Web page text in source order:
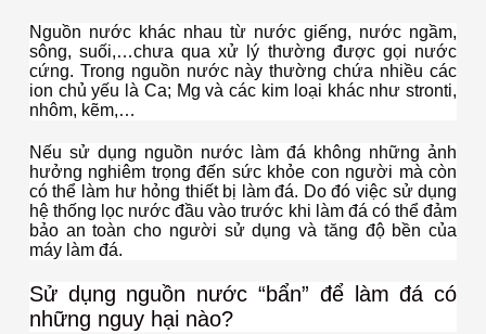
Nguồn nước khác nhau từ nước giếng, nước ngầm,
sông, suối,…chưa qua xử lý thường được gọi nước
cứng. Trong nguồn nước này thường chứa nhiều các
ion chủ yếu là Ca; Mg và các kim loại khác như stronti,
nhôm, kẽm,…
Nếu sử dụng nguồn nước làm đá không những ảnh
hưởng nghiêm trọng đến sức khỏe con người mà còn
có thể làm hư hỏng thiết bị làm đá. Do đó việc sử dụng
hệ thống lọc nước đầu vào trước khi làm đá có thể đảm
bảo an toàn cho người sử dụng và tăng độ bền của
máy làm đá.
Sử dụng nguồn nước “bẩn” để làm đá có
những nguy hại nào?